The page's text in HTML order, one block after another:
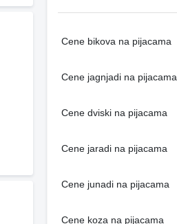
Cene bikova na pijacama
Cene jagnjadi na pijacama
Cene dviski na pijacama
Cene jaradi na pijacama
Cene junadi na pijacama
Cene koza na pijacama